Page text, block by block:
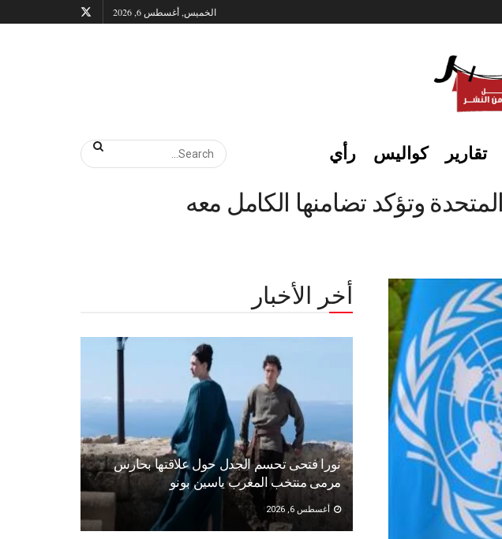
الخميس, أغسطس 6, 2026
تقارير كواليس رأي
وتؤكد تضامنها الكامل معه
أخر الأخبار
نورا فتحى تحسم الجدل حول علاقتها بحارس
مرمى منتخب المغرب ياسين بونو ‏
أغسطس 6, 2026